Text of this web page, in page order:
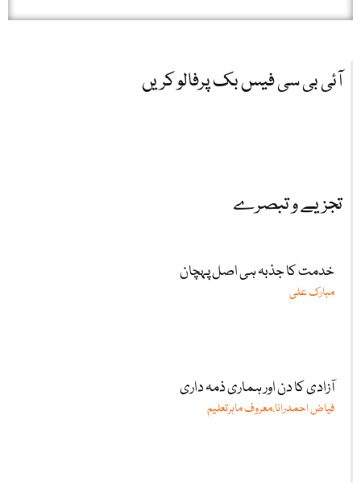
آئی بی سی فیس بک پرفالو کریں
تجزیے و تبصرے
خدمت کا جذبہ ہی اصل پہچان
مبارک علی
آزادی کا دن اور ہماری ذمہ داری
فیاض احمدرانا،معروف ماہرتعلیم